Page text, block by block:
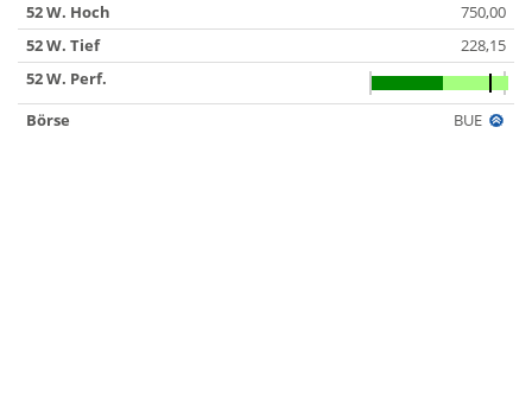
52 W. Hoch
750,00
52 W. Tief
228,15
52 W. Perf.
Börse
BUE